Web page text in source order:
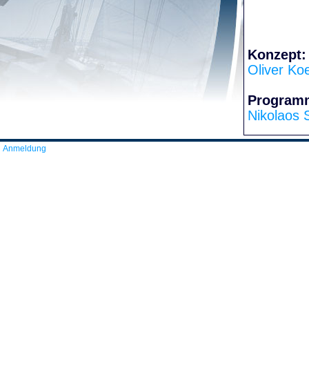
Konzept:
Oliver
Nikolaos
Anmeldung